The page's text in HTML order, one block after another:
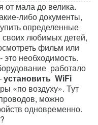
от мала до велика.
либо документы,
определенные
своих любимых детей,
фильм или
необходимость.
работало
установить WiFi
«по воздуху». Тут
можно
одновременно.